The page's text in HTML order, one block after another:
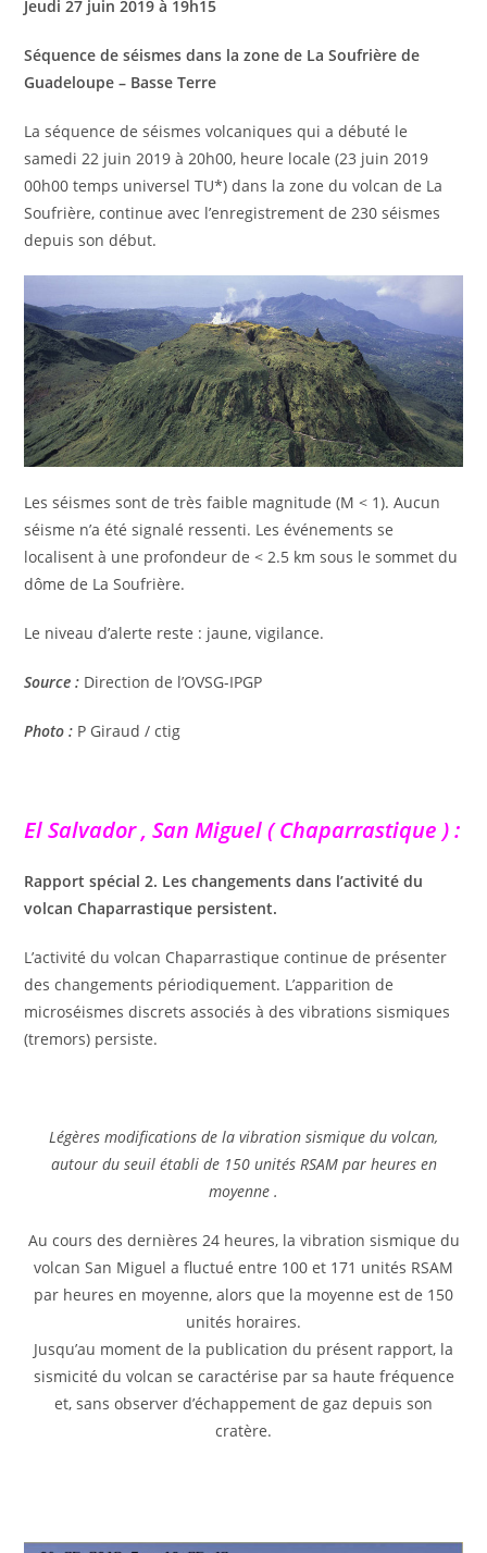
Jeudi 27 juin 2019 à 19h15
Séquence de séismes dans la zone de La Soufrière de
Guadeloupe – Basse Terre
La séquence de séismes volcaniques qui a débuté le
samedi 22 juin 2019 à 20h00, heure locale (23 juin 2019
00h00 temps universel TU*) dans la zone du volcan de La
Soufrière, continue avec l’enregistrement de 230 séismes
depuis son début.
Les séismes sont de très faible magnitude (M < 1). Aucun
séisme n’a été signalé ressenti. Les événements se
localisent à une profondeur de < 2.5 km sous le sommet du
dôme de La Soufrière.
Le niveau d’alerte reste : jaune, vigilance.
Source : Direction de l’OVSG-IPGP
Photo : P Giraud / ctig
El Salvador , San Miguel ( Chaparrastique ) :
Rapport spécial 2. Les changements dans l’activité du
volcan Chaparrastique persistent.
L’activité du volcan Chaparrastique continue de présenter
des changements périodiquement. L’apparition de
microséismes discrets associés à des vibrations sismiques
(tremors) persiste.
Légères modifications de la vibration sismique du volcan,
autour du seuil établi de 150 unités RSAM par heures en
moyenne .
Au cours des dernières 24 heures, la vibration sismique du
volcan San Miguel a fluctué entre 100 et 171 unités RSAM
par heures en moyenne, alors que la moyenne est de 150
unités horaires.
Jusqu’au moment de la publication du présent rapport, la
sismicité du volcan se caractérise par sa haute fréquence
et, sans observer d’échappement de gaz depuis son
cratère.